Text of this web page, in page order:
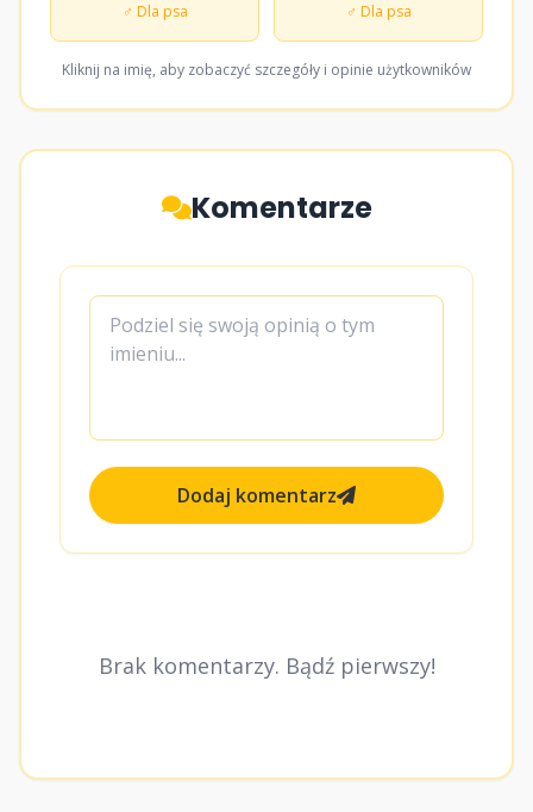
♂ Dla psa ♂ Dla psa
Kliknij na imię, aby zobaczyć szczegóły i opinie użytkowników
Komentarze
Dodaj komentarz
Brak komentarzy. Bądź pierwszy!